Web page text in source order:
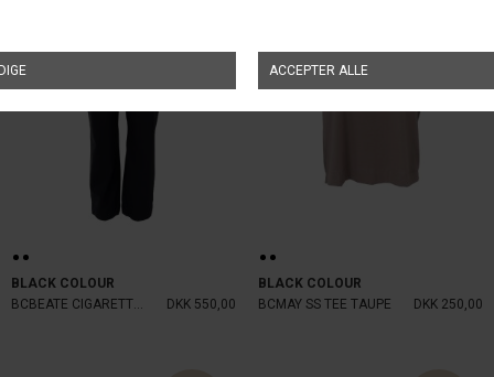
BLACK COLOUR
BCBEATE CIGARETTE PANT BLACK
DKK 550,00
BLACK COLOUR
BCMAY SS TEE TAUPE
DKK 250,00